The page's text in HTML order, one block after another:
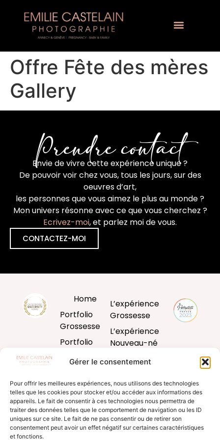
Gérer le consentement
Pour offrir les meilleures expériences, nous utilisons des technologies
telles que les cookies pour stocker et/ou accéder aux informations des
appareils. Le fait de consentir à ces technologies nous permettra de
traiter des données telles que le comportement de navigation ou les ID
uniques sur ce site. Le fait de ne pas consentir ou de retirer son
consentement peut avoir un effet négatif sur certaines caractéristiques
et fonctions.
Offre Fête des mères
Gallery
Prendre contact
Envie de vivre cette expérience unique ?
De pouvoir voir chez vous, tous les jours, sur des
oeuvres d’art,
les personnes que vous aimez le plus au monde ?
Mon univers résonne avec ce que vous cherchez ?
Ecrivez-moi, et parlez moi de vous.
CONTACTEZ-MOI
Home
Portfolio
Grossesse
Portfolio
Bébé
Portfolio
Famille
Blog
L’expérience
Grossesse
L’expérience
Nouveau-né
L’expérience
L’expérience
famille
Produits
d’art